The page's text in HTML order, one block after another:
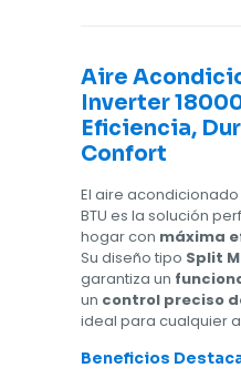
Aire
Inverter
Eficiencia,
Confort
El aire acondicionado
BTU es la solución
hogar con máxima
Su diseño tipo Split
garantiza un
un control preciso
ideal para cualquier
Beneficios